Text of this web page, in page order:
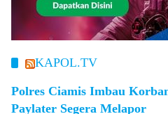
KAPOL.TV
Polres Ciamis Imbau
Paylater Segera Melapor